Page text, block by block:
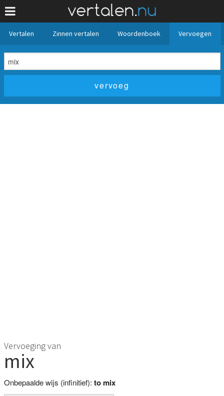
Vertalen Zinnen vertalen Woordenboek Vervoegen
Vervoeging van
mix
Onbepaalde wijs (infinitief): to mix